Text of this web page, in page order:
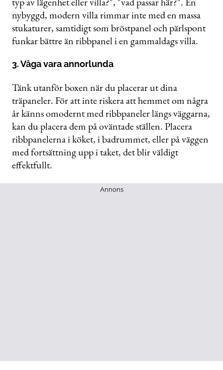
nybyggd, modern villa rimmar inte med en massa
stukaturer, samtidigt som bröstpanel och pärlspont
funkar bättre än ribbpanel i en gammaldags villa.
3. Våga vara annorlunda
Tänk utanför boxen när du placerar ut dina
träpaneler. För att inte riskera att hemmet om några
år känns omodernt med ribbpaneler längs väggarna,
kan du placera dem på oväntade ställen. Placera
ribbpanelerna i köket, i badrummet, eller på väggen
med fortsättning upp i taket, det blir väldigt
effektfullt.
Annons